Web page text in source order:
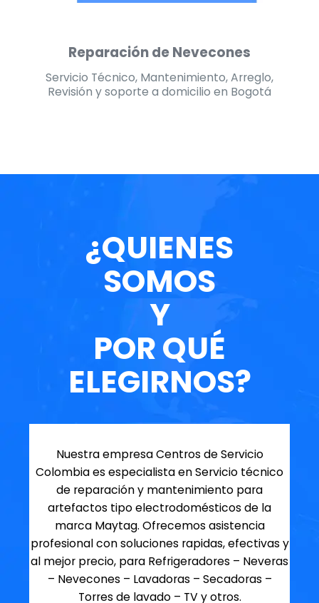
Reparación de Secadoras
Servicio Técnico, Mantenimiento, Arreglo,
Revisión y soporte a domicilio en Bogotá
¿QUIENES
SOMOS
Y
POR QUÉ
ELEGIRNOS?
Nuestra empresa Centros de Servicio
Colombia es especialista en Servicio técnico
de reparación y mantenimiento para
artefactos tipo electrodomésticos de la
marca Maytag. Ofrecemos asistencia
profesional con soluciones rapidas, efectivas y
al mejor precio, para Refrigeradores – Neveras
– Nevecones – Lavadoras – Secadoras –
Torres de lavado – TV y otros.